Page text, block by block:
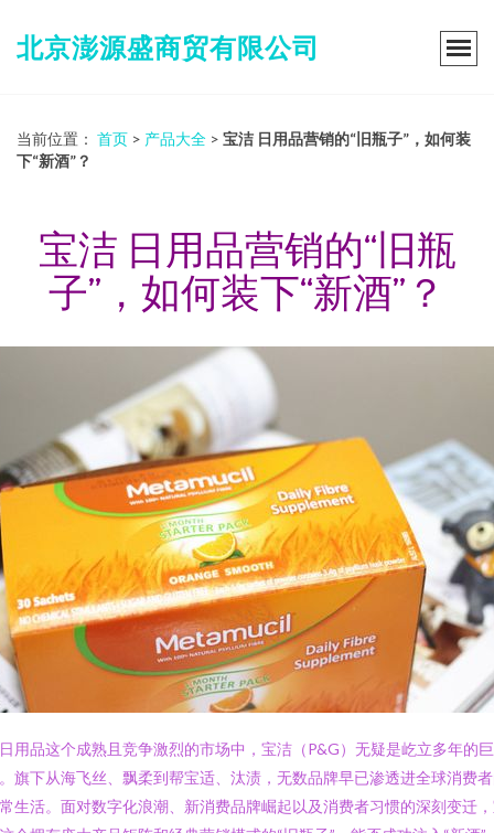
北京澎源盛商贸有限公司
当前位置： 首页 > 产品大全 > 宝洁 日用品营销的“旧瓶子”，如何装
下“新酒”？
宝洁 日用品营销的“旧瓶
子”，如何装下“新酒”？
用品这个成熟且竞争激烈的市场中，宝洁（P&G）无疑是屹立多年的巨
旗下从海飞丝、飘柔到帮宝适、汰渍，无数品牌早已渗透进全球消费
生活。面对数字化浪潮、新消费品牌崛起以及消费者习惯的深刻变迁